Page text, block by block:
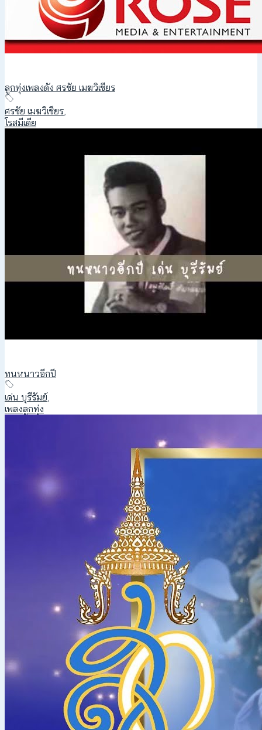
ลูกทุ่งเพลงดัง ศรชัย เมฆวิเชียร
ศรชัย เมฆวิเชียร,
โรสมีเดีย
ทนหนาวอีกปี
เด่น บุรีรัมย์,
เพลงลูกทุ่ง